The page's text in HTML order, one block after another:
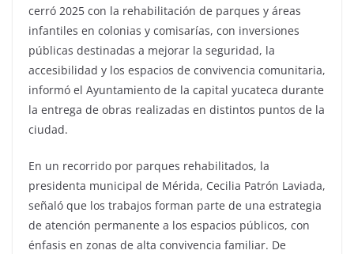
cerró 2025 con la rehabilitación de parques y áreas
infantiles en colonias y comisarías, con inversiones
públicas destinadas a mejorar la seguridad, la
accesibilidad y los espacios de convivencia comunitaria,
informó el Ayuntamiento de la capital yucateca durante
la entrega de obras realizadas en distintos puntos de la
ciudad.
En un recorrido por parques rehabilitados, la
presidenta municipal de Mérida, Cecilia Patrón Laviada,
señaló que los trabajos forman parte de una estrategia
de atención permanente a los espacios públicos, con
énfasis en zonas de alta convivencia familiar. De